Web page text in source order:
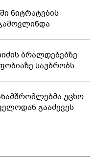
ნიტრატების
ბრალდებებზე
საუბრობს
უცხო
გააძევეს